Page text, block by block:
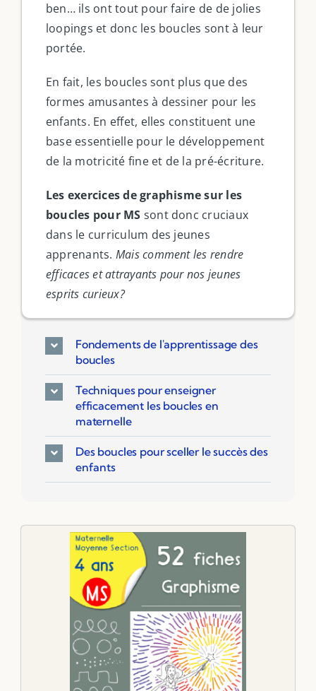
ben… ils ont tout pour faire de de jolies
loopings et donc les boucles sont à leur
portée.
En fait, les boucles sont plus que des
formes amusantes à dessiner pour les
enfants. En effet, elles constituent une
base essentielle pour le développement
de la motricité fine et de la pré-écriture.
Les exercices de graphisme sur les
boucles pour MS sont donc cruciaux
dans le curriculum des jeunes
apprenants. Mais comment les rendre
efficaces et attrayants pour nos jeunes
esprits curieux?
Fondements de l'apprentissage des
boucles
Techniques pour enseigner
efficacement les boucles en
maternelle
Des boucles pour sceller le succès des
enfants